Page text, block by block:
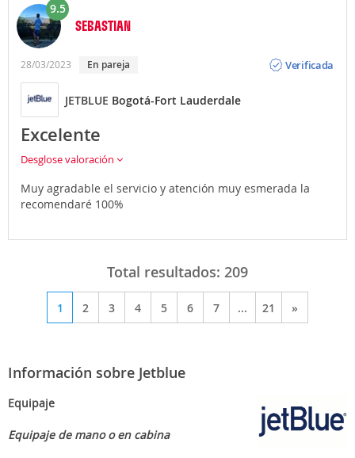
9.5
SEBASTIAN
28/03/2023 En pareja
Verificada
JETBLUE Bogotá-Fort Lauderdale
Excelente
Desglose valoración
Muy agradable el servicio y atención muy esmerada la
recomendaré 100%
Total resultados: 209
1 2 3 4 5 6 7 ... 21 »
Información sobre Jetblue
Equipaje
Equipaje de mano o en cabina